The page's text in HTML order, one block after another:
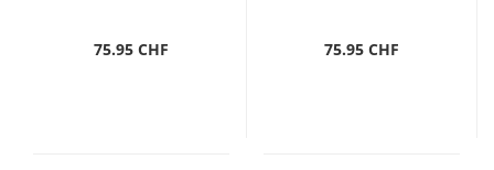
75.95 CHF 75.95 CHF